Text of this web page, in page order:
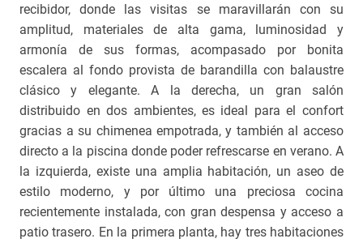
recibidor, donde las visitas se maravillarán con su
amplitud, materiales de alta gama, luminosidad y
armonía de sus formas, acompasado por bonita
escalera al fondo provista de barandilla con balaustre
clásico y elegante. A la derecha, un gran salón
distribuido en dos ambientes, es ideal para el confort
gracias a su chimenea empotrada, y también al acceso
directo a la piscina donde poder refrescarse en verano. A
la izquierda, existe una amplia habitación, un aseo de
estilo moderno, y por último una preciosa cocina
recientemente instalada, con gran despensa y acceso a
patio trasero. En la primera planta, hay tres habitaciones